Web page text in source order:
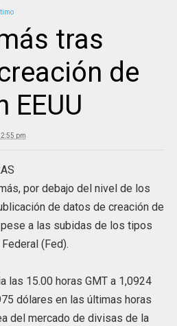
tras
de
EEUU
pm
por debajo del nivel de los
de datos de creación de
pese a las subidas de los tipos
(Fed).
las 15.00 horas GMT a 1,0924
dólares en las últimas horas
del mercado de divisas de la